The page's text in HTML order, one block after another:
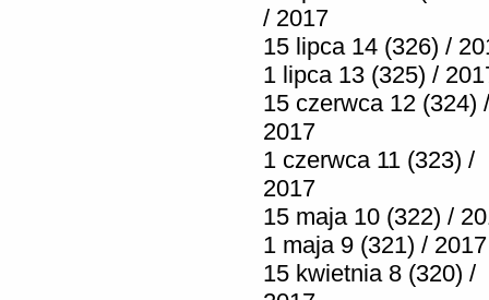
/ 2017
15 lipca 14 (326) /
1 lipca 13 (325) /
15 czerwca 12 (324) /
2017
1 czerwca 11 (323) /
2017
15 maja 10 (322) /
1 maja 9 (321) / 2017
15 kwietnia 8 (320) /